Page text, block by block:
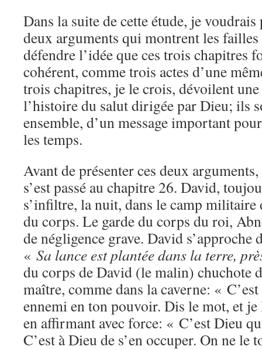
Dans la suite de cette étude, je
deux arguments qui montrent les
défendre l’idée que ces trois chapitres
cohérent, comme trois actes d’une
trois chapitres, je le crois, dévoilent
l’histoire du salut dirigée par Dieu; ils
ensemble, d’un message important
les temps.
Avant de présenter ces deux
s’est passé au chapitre 26. David,
s’infiltre, la nuit, dans le camp militaire
du corps. Le garde du corps du roi,
de négligence grave. David
« Sa lance est plantée dans la terre,
du corps de David (le malin) chuchote
maître, comme dans la caverne: «
ennemi en ton pouvoir. Dis le mot, et
en affirmant avec force: « C’est Dieu
C’est à Dieu de s’en occuper. On ne le